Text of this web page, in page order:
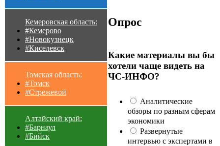
Кемеровская область:
#Кемерово
#Новокузнецк
#Киселевск
Томская область:
#Томск
#Стрежевой
Алтайский край:
#Барнаул
#Бийск
Опрос
Какие материалы вы бы
хотели чаще видеть на
ЧС-ИНФО?
Аналитические
обзоры по разным сферам
экономики
Развернутые
интервью с экспертами в